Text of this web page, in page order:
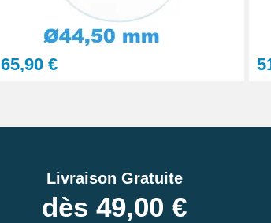
65,90 €
Livraison Gratuite
dès 49,00 €